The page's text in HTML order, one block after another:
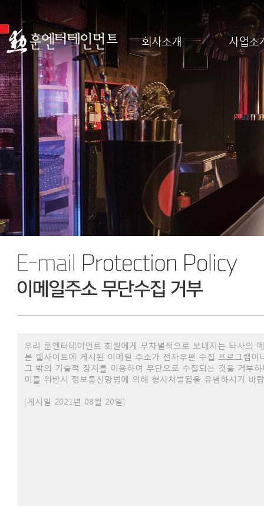
회사소개 사업소
우리 훈엔터테이먼트 회원에게 무차별적으로 보내지는 타사의
본 웹사이트에 게시된 이메일 주소가 전자우편 수집 프로그램이
그 밖의 기술적 장치를 이용하여 무단으로 수집되는 것을 거부하
이를 위반시 정보통신망법에 의해 형사처벌됨을 유념하시기 바
[게시일 2021년 08월 20일]